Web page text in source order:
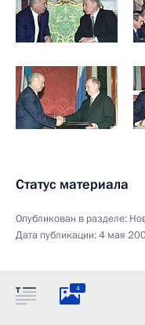
Статус материала
Опубликован в разделе:
Дата публикации:4 мая
4